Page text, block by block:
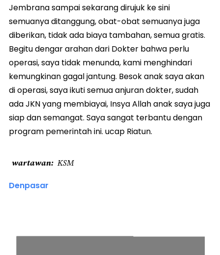
Jembrana sampai sekarang dirujuk ke sini
semuanya ditanggung, obat-obat semuanya juga
diberikan, tidak ada biaya tambahan, semua gratis.
Begitu dengar arahan dari Dokter bahwa perlu
operasi, saya tidak menunda, kami menghindari
kemungkinan gagal jantung. Besok anak saya akan
di operasi, saya ikuti semua anjuran dokter, sudah
ada JKN yang membiayai, Insya Allah anak saya juga
siap dan semangat. Saya sangat terbantu dengan
program pemerintah ini. ucap Riatun.
wartawan KSM
Denpasar